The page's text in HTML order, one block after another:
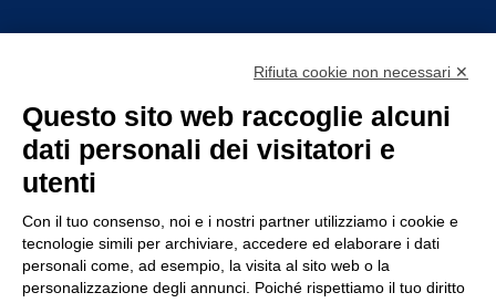
TIRELLI SRL
Via Veronesi, 1 – 46045 Marmirolo (MN), Italia
P.iva: 01905710206
Rifiuta cookie non necessari ✕
Questo sito web raccoglie alcuni
dati personali dei visitatori e
utenti
Con il tuo consenso, noi e i nostri partner utilizziamo i cookie e
tecnologie simili per archiviare, accedere ed elaborare i dati
personali come, ad esempio, la visita al sito web o la
personalizzazione degli annunci. Poiché rispettiamo il tuo diritto